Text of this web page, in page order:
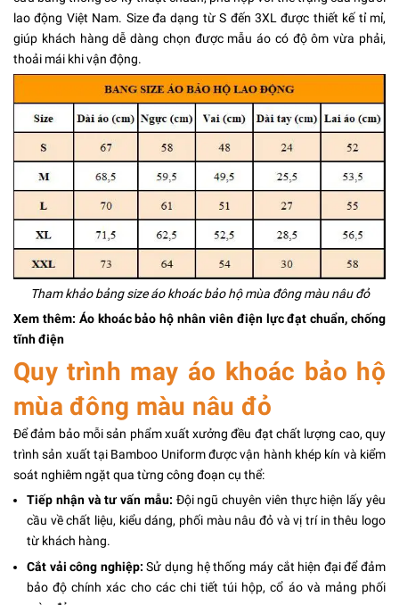
lao động Việt Nam. Size đa dạng từ S đến 3XL được thiết kế tỉ mỉ,
giúp khách hàng dễ dàng chọn được mẫu áo có độ ôm vừa phải,
thoải mái khi vận động.
Tham khảo bảng size áo khoác bảo hộ mùa đông màu nâu đỏ
Xem thêm: Áo khoác bảo hộ nhân viên điện lựcđạt chuẩn, chống
tĩnh điện
Quy trình may áo khoác bảo hộ
mùa đông màu nâu đỏ
Để đảm bảo mỗi sản phẩm xuất xưởng đều đạt chất lượng cao, quy
trình sản xuất tại Bamboo Uniform được vận hành khép kín và kiểm
soát nghiêm ngặt qua từng công đoạn cụ thể:
Tiếp nhận và tư vấn mẫu: Đội ngũ chuyên viên thực hiện lấy yêu
cầu về chất liệu, kiểu dáng, phối màu nâu đỏ và vị trí in thêu logo
từ khách hàng.
Cắt vải công nghiệp: Sử dụng hệ thống máy cắt hiện đại để đảm
bảo độ chính xác cho các chi tiết túi hộp, cổ áo và mảng phối